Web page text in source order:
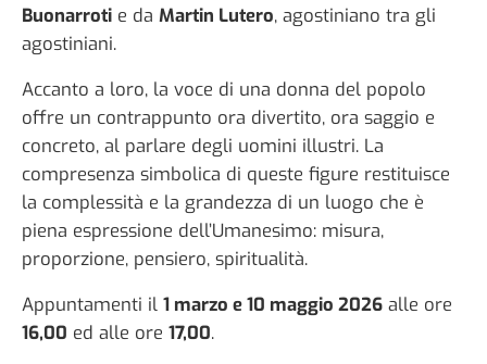
Buonarroti e da Martin Lutero, agostiniano tra gli
agostiniani.
Accanto a loro, la voce di una donna del popolo
offre un contrappunto ora divertito, ora saggio e
concreto, al parlare degli uomini illustri. La
compresenza simbolica di queste figure restituisce
la complessità e la grandezza di un luogo che è
piena espressione dell’Umanesimo: misura,
proporzione, pensiero, spiritualità.
Appuntamenti il 1 marzo e 10 maggio 2026 alle ore
16,00 ed alle ore 17,00.